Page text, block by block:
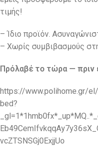
τιμής!
– Ίδιο προϊόν.
– Χωρίς συμβιβασμούς
Πρόλαβέ το τώρα — πριν
https://www.polihome.gr/
bed?
vcZTSNSGj0ExjjUo